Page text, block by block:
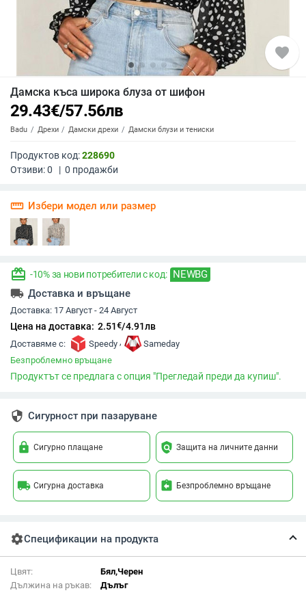
favorite
Дамска къса широка блуза от шифон
29.43€/57.56лв
Badu Дрехи Дамски дрехи Дамски блузи и тениски
Продуктов код:228690
Отзиви:0 | 0 продажби
straighten Избери модел или размер
redeem -10% за нови потребители с код: NEWBG
local_shipping Доставка и връщане
Доставка: 17 Август - 24 Август
Цена на доставка: 2.51€/4.91лв
Доставяме с: Speedy ,
Sameday
Безпроблемно връщане
Продуктът се предлага с опция "Прегледай преди да купиш".
security Сигурност при пазаруване
lock Сигурно плащане policy Защита на личните данни
local_shipping Сигурна доставка assignment_return Безпроблемно връщане
settingsСпецификации на продукта
Цвят:
Бял,Черен
Дължина на ръкав:
Дълъг